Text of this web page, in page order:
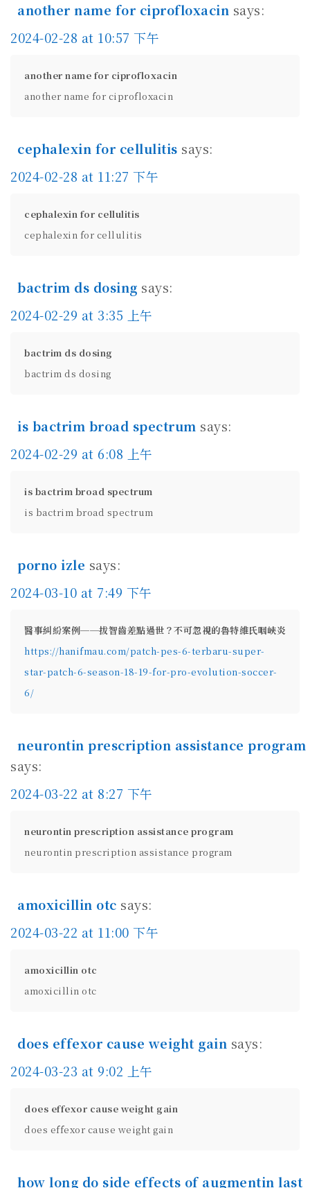
another name for ciprofloxacin says:
2024-02-28 at 10:57 下午
another name for ciprofloxacin
another name for ciprofloxacin
cephalexin for cellulitis says:
2024-02-28 at 11:27 下午
cephalexin for cellulitis
cephalexin for cellulitis
bactrim ds dosing says:
2024-02-29 at 3:35 上午
bactrim ds dosing
bactrim ds dosing
is bactrim broad spectrum says:
2024-02-29 at 6:08 上午
is bactrim broad spectrum
is bactrim broad spectrum
porno izle says:
2024-03-10 at 7:49 下午
醫事糾紛案例──拔智齒差點過世？不可忽視的魯特維氏咽峽炎
https://hanifmau.com/patch-pes-6-terbaru-super-
star-patch-6-season-18-19-for-pro-evolution-soccer-
6/
neurontin prescription assistance program
says:
2024-03-22 at 8:27 下午
neurontin prescription assistance program
neurontin prescription assistance program
amoxicillin otc says:
2024-03-22 at 11:00 下午
amoxicillin otc
amoxicillin otc
does effexor cause weight gain says:
2024-03-23 at 9:02 上午
does effexor cause weight gain
does effexor cause weight gain
how long do side effects of augmentin last